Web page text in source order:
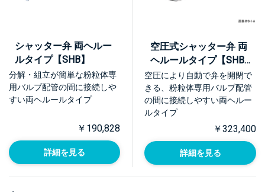
シャッター弁 両ヘルー
ルタイプ【SHB】
分解・組立が簡単な粉粒体専
用バルブ配管の間に接続しや
すい両ヘルールタイプ
￥190,828
詳細を見る
空圧式シャッター弁 両
ヘルールタイプ【SHB-
A】
空圧により自動で弁を開閉で
きる、粉粒体専用バルブ配管
の間に接続しやすい両ヘルー
ルタイプ
￥323,400
詳細を見る